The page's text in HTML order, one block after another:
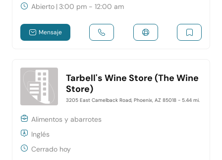
Abierto | 3:00 pm - 12:00 am
Mensaje
Tarbell's Wine Store (The Wine
Store)
3205 East Camelback Road, Phoenix, AZ 85018 - 5.44 mi.
Alimentos y abarrotes
Inglés
Cerrado hoy